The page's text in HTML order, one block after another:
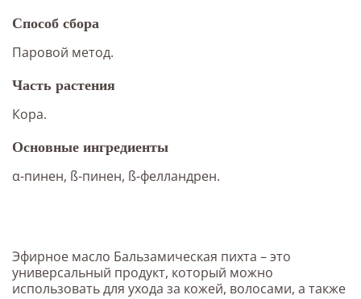
Способ сбора
Паровой метод.
Часть растения
Кора.
Основные ингредиенты
α-пинен, ß-пинен, ß-фелландрен.
Эфирное масло Бальзамическая пихта – это
универсальный продукт, который можно
использовать для ухода за кожей, волосами, а также